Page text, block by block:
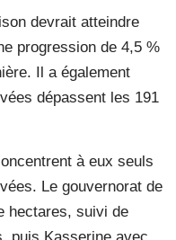
devrait atteindre
progression de 4,5 %
Il a également
dépassent les 191
à eux seuls
Le gouvernorat de
hectares, suivi de
puis Kasserine avec